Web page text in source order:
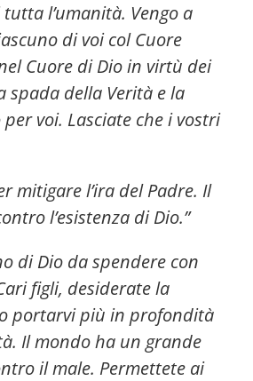
l’umanità. Vengo a
di voi col Cuore
Cuore di Dio in virtù dei
spada della Verità e la
voi. Lasciate che i vostri
mitigare l’ira del Padre. Il
l’esistenza di Dio.”
di Dio da spendere con
figli, desiderate la
portarvi più in profondità
Il mondo ha un grande
il male. Permettete ai